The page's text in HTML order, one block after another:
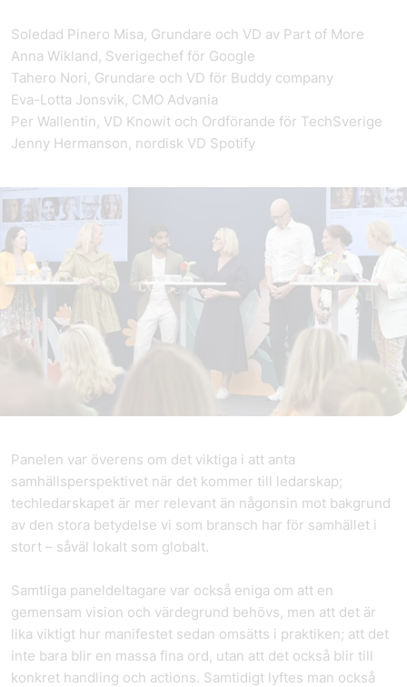
Soledad Pinero Misa, Grundare och VD av Part of More
Anna Wikland, Sverigechef för Google
Tahero Nori, Grundare och VD för Buddy company
Eva-Lotta Jonsvik, CMO Advania
Per Wallentin, VD Knowit och Ordförande för TechSverige
Jenny Hermanson, nordisk VD Spotify
Panelen var överens om det viktiga i att anta
samhällsperspektivet när det kommer till ledarskap;
techledarskapet är mer relevant än någonsin mot bakgrund
av den stora betydelse vi som bransch har för samhället i
stort – såväl lokalt som globalt.
Samtliga paneldeltagare var också eniga om att en
gemensam vision och värdegrund behövs, men att det är
lika viktigt hur manifestet sedan omsätts i praktiken; att det
inte bara blir en massa fina ord, utan att det också blir till
konkret handling och actions. Samtidigt lyftes man också